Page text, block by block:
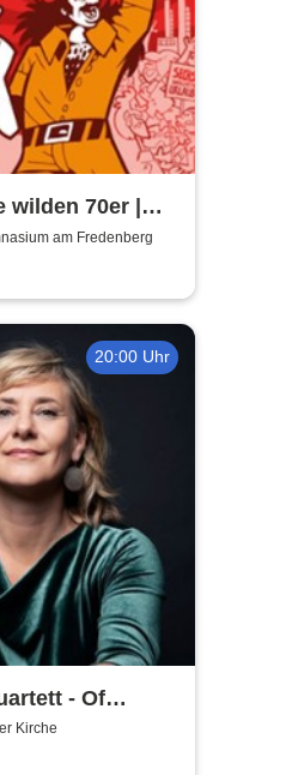
70er |
am
am Fredenberg
20:00 Uhr
- Of
& Heroines
Kirche